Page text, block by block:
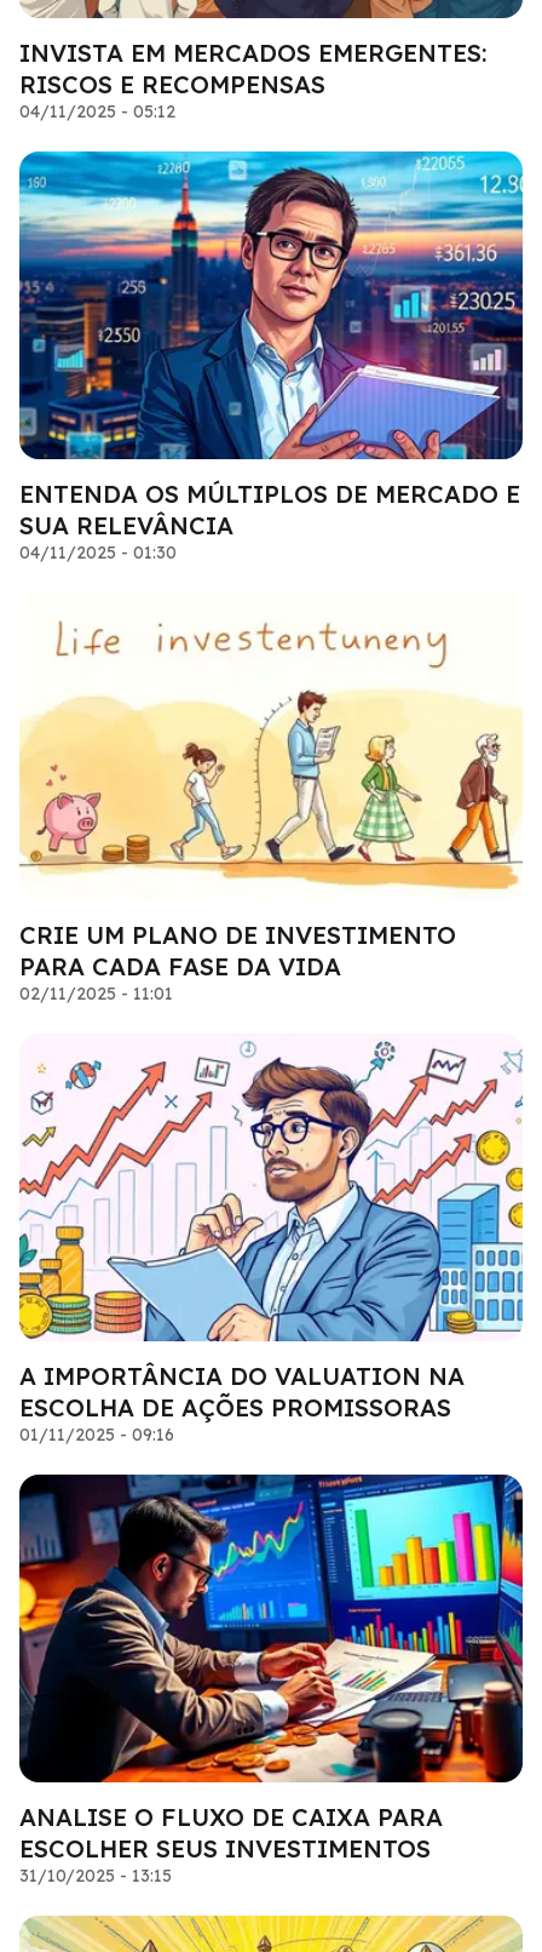
INVISTA EM MERCADOS EMERGENTES:
RISCOS E RECOMPENSAS
04/11/2025 - 05:12
ENTENDA OS MÚLTIPLOS DE MERCADO E
SUA RELEVÂNCIA
04/11/2025 - 01:30
CRIE UM PLANO DE INVESTIMENTO
PARA CADA FASE DA VIDA
02/11/2025 - 11:01
A IMPORTÂNCIA DO VALUATION NA
ESCOLHA DE AÇÕES PROMISSORAS
01/11/2025 - 09:16
ANALISE O FLUXO DE CAIXA PARA
ESCOLHER SEUS INVESTIMENTOS
31/10/2025 - 13:15